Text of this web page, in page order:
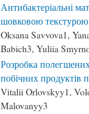
Антибактеріальні
шовковою текстурою
Oksana Savvova1,
Babich3, Yuliia
Розробка
побічних продуктів
Vitalii Orlovskyy1,
Malovanyy3